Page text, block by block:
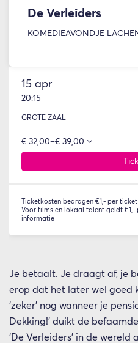
De Verleiders
KOMEDIEAVONDJE
15 apr
20:15
GROTE ZAAL
€ 32,00–€ 39,00
Ticketkosten bedragen €1,- per
Voor films en lokaal talent geldt €1,-
informatie
Je betaalt. Je draagt af, je
erop dat het later wel goed
‘zeker’ nog wanneer je
Dekking!’ duikt de
‘De Verleiders’ in de